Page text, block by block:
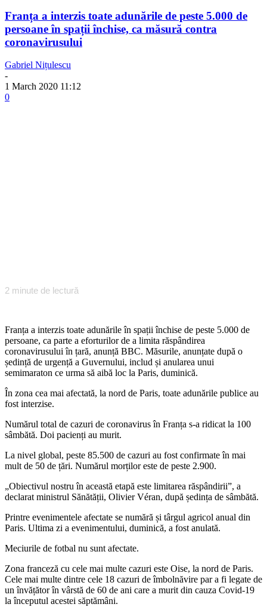
Franța a interzis toate adunările de peste 5.000 de
persoane în spații închise, ca măsură contra
coronavirusului
Gabriel Nițulescu
-
1 March 2020 11:12
0
2 minute de lectură
Franța a interzis toate adunările în spații închise de peste 5.000 de
persoane, ca parte a eforturilor de a limita răspândirea
coronavirusului în țară, anunță BBC. Măsurile, anunțate după o
ședință de urgență a Guvernului, includ și anularea unui
semimaraton ce urma să aibă loc la Paris, duminică.
În zona cea mai afectată, la nord de Paris, toate adunările publice au
fost interzise.
Numărul total de cazuri de coronavirus în Franța s-a ridicat la 100
sâmbătă. Doi pacienți au murit.
La nivel global, peste 85.500 de cazuri au fost confirmate în mai
mult de 50 de țări. Numărul morților este de peste 2.900.
„Obiectivul nostru în această etapă este limitarea răspândirii”, a
declarat ministrul Sănătății, Olivier Véran, după ședința de sâmbătă.
Printre evenimentele afectate se numără și târgul agricol anual din
Paris. Ultima zi a evenimentului, duminică, a fost anulată.
Meciurile de fotbal nu sunt afectate.
Zona franceză cu cele mai multe cazuri este Oise, la nord de Paris.
Cele mai multe dintre cele 18 cazuri de îmbolnăvire par a fi legate de
un învățător în vârstă de 60 de ani care a murit din cauza Covid-19
la începutul acestei săptămâni.